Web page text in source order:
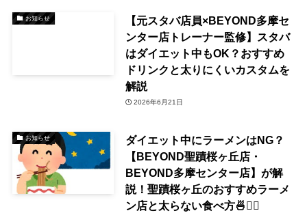
お知らせ
【元スタバ店員×BEYOND多摩セ
ンター店トレーナー監修】スタバ
はダイエット中もOK？おすすめ
ドリンクと太りにくいカスタムを
解説
2026年6月21日
お知らせ
ダイエット中にラーメンはNG？
【BEYOND聖蹟桜ヶ丘店・
BEYOND多摩センター店】が解
説！聖蹟桜ヶ丘のおすすめラーメ
ン店と太らない食べ方🍜🏋️‍♂️